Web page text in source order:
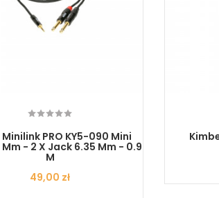
Minilink PRO KY5-090 Mini
- 2 X Jack 6.35 Mm - 0.9
M
Cena
49,00 zł